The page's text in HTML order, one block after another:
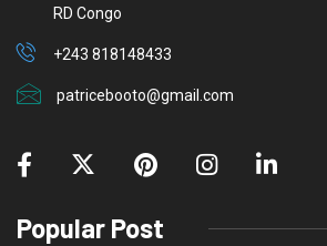
RD Congo
+243 818148433
patricebooto@gmail.com
Popular Post